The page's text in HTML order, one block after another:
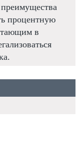
процентную
в